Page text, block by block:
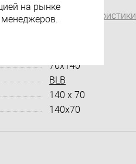
Все характеристики
70x140
BLB
140 x 70
140x70
на рынке